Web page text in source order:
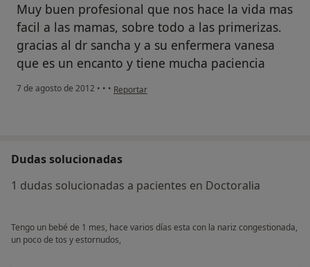
Muy buen profesional que nos hace la vida mas
facil a las mamas, sobre todo a las primerizas.
gracias al dr sancha y a su enfermera vanesa
que es un encanto y tiene mucha paciencia
7 de agosto de 2012 • • • en opinión del usuario paciente anónimo
Reportar
Dudas solucionadas
1 dudas solucionadas a pacientes en Doctoralia
Tengo un bebé de 1 mes, hace varios días esta con la nariz congestionada,
un poco de tos y estornudos,